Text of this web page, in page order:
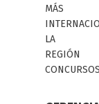
MÁS
LA
REGIÓN